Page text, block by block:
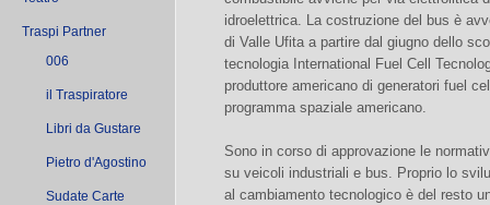
Traspi Partner
006
il Traspiratore
Libri da Gustare
Pietro d'Agostino
Sudate Carte
idroelettrica. La costruzione del bus è
di Valle Ufita a partire dal giugno dello
tecnologia International Fuel Cell
produttore americano di generatori fuel
programma spaziale americano.
Sono in corso di approvazione le
su veicoli industriali e bus. Proprio lo
al cambiamento tecnologico è del resto